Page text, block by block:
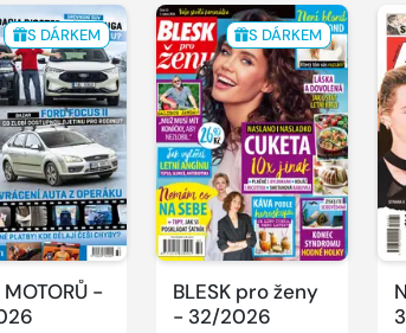
S DÁRKEM
-
S DÁRKEM
BLESK pro ženy
- 32/2026